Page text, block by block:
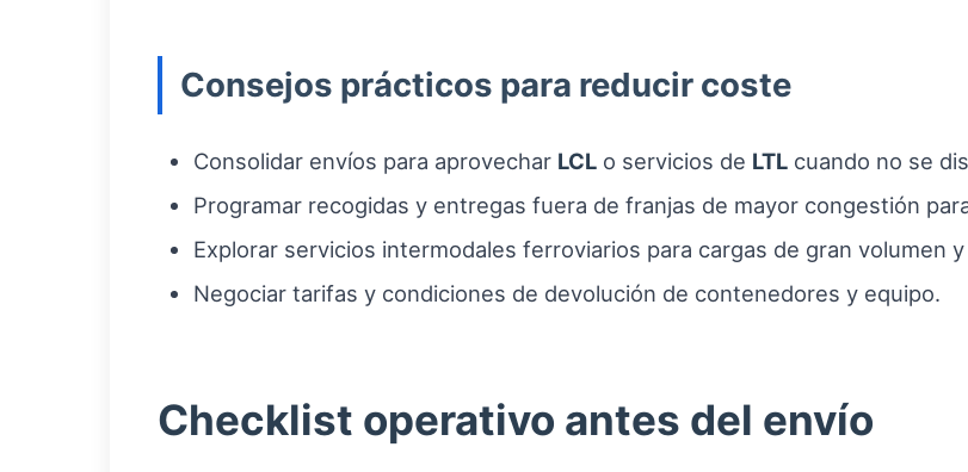
Consejos prácticos para reducir coste
Consolidar envíos para aprovechar LCL o servicios de LTL cuando no se
Programar recogidas y entregas fuera de franjas de mayor congestión
Explorar servicios intermodales ferroviarios para cargas de gran volumen
Negociar tarifas y condiciones de devolución de contenedores y equipo.
Checklist operativo antes del envío